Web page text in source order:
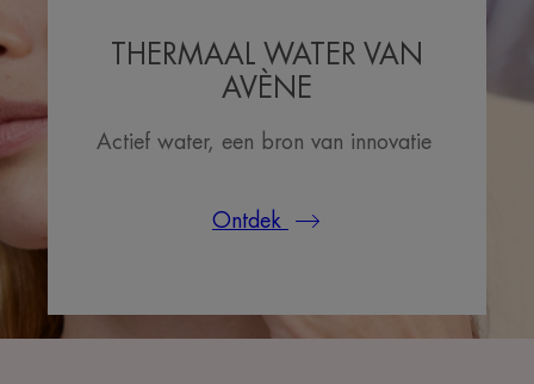
THERMAAL WATER VAN
AVÈNE
Actief water, een bron van innovatie
Ontdek